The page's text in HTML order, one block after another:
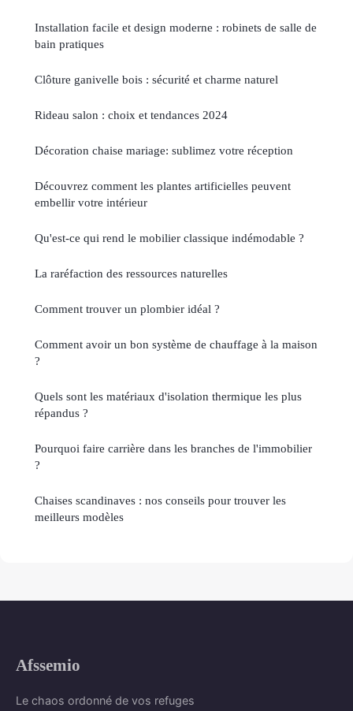
Installation facile et design moderne : robinets de salle de
bain pratiques
Clôture ganivelle bois : sécurité et charme naturel
Rideau salon : choix et tendances 2024
Décoration chaise mariage: sublimez votre réception
Découvrez comment les plantes artificielles peuvent
embellir votre intérieur
Qu'est-ce qui rend le mobilier classique indémodable ?
La raréfaction des ressources naturelles
Comment trouver un plombier idéal ?
Comment avoir un bon système de chauffage à la maison
?
Quels sont les matériaux d'isolation thermique les plus
répandus ?
Pourquoi faire carrière dans les branches de l'immobilier
?
Chaises scandinaves : nos conseils pour trouver les
meilleurs modèles
Afssemio
Le chaos ordonné de vos refuges